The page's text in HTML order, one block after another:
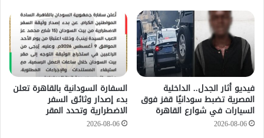
فيديو أثار الجدل.. الداخلية
المصرية تضبط سودانيًا قفز فوق
السيارات في شوارع القاهرة
2026-08-06
السفارة السودانية بالقاهرة تعلن
بدء إصدار وثائق السفر
الاضطرارية وتحدد المقر
2026-08-06